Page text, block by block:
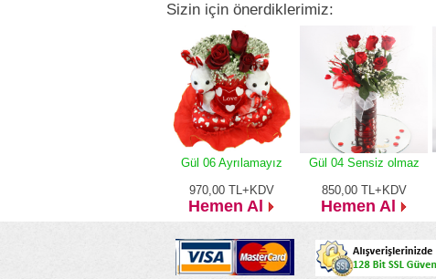
Sizin için önerdiklerimiz:
Gül 06 Ayrılamayız
970,00 TL+KDV
Hemen Al
Gül 04 Sensiz olmaz
850,00 TL+KDV
Hemen Al